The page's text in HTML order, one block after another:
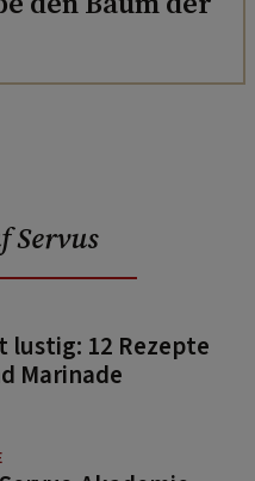
Servus
lustig: 12 Rezepte
Marinade